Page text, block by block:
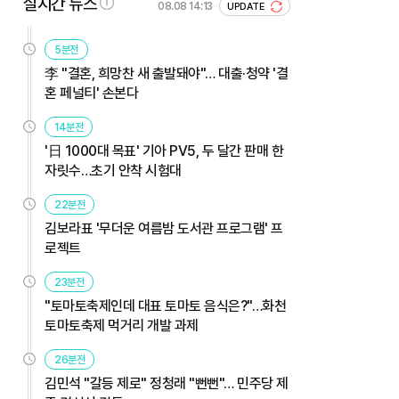
08.08 14:13 UPDATE
5분전
李 "결혼, 희망찬 새 출발돼야"… 대출·청약 '결
혼 페널티' 손본다
14분전
'日 1000대 목표' 기아 PV5, 두 달간 판매 한
자릿수…초기 안착 시험대
22분전
김보라표 '무더운 여름밤 도서관 프로그램' 프
로젝트
23분전
"토마토축제인데 대표 토마토 음식은?"…화천
토마토축제 먹거리 개발 과제
26분전
김민석 "갈등 제로" 정청래 "뻔뻔"… 민주당 제